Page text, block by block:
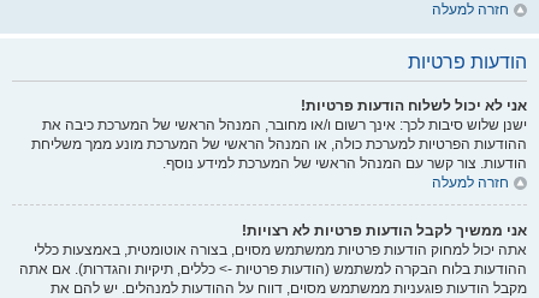
חזרה למעלה
הודעות פרטיות
אני לא יכול לשלוח הודעות פרטיות!
ישנן שלוש סיבות לכך: אינך רשום ו/או מחובר, המנהל הראשי של המערכת כיבה את
ההודעות הפרטיות למערכת כולה, או המנהל הראשי של המערכת מונע ממך משליחת
הודעות. צור קשר עם המנהל הראשי של המערכת למידע נוסף.
חזרה למעלה
אני ממשיך לקבל הודעות פרטיות לא רצויות!
אתה יכול למחוק הודעות פרטיות ממשתמש מסוים, בצורה אוטומטית, באמצעות כללי
ההודעות בלוח הבקרה למשתמש (הודעות פרטיות -> כללים, תיקיות והגדרות). אם אתה
מקבל הודעות פוגעניות ממשתמש מסוים, דווח על ההודעות למנהלים. יש להם את